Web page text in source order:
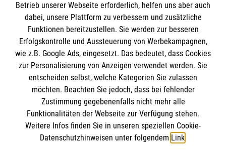
IBAN: DE10 3706 0120 1201 2000 12
BIC: GENODED 1PA7
Newsletter abonnieren
Betrieb unserer Webseite erforderlich, helfen uns aber auch
dabei, unsere Plattform zu verbessern und zusätzliche
Funktionen bereitzustellen. Sie werden zur besseren
Erfolgskontrolle und Aussteuerung von Werbekampagnen,
wie z.B. Google Ads, eingesetzt. Das bedeutet, dass Cookies
zur Personalisierung von Anzeigen verwendet werden. Sie
entscheiden selbst, welche Kategorien Sie zulassen
möchten. Beachten Sie jedoch, dass bei fehlender
Zustimmung gegebenenfalls nicht mehr alle
Funktionalitäten der Webseite zur Verfügung stehen.
Weitere Infos finden Sie in unseren speziellen Cookie-
Datenschutzhinweisen unter folgendem Link.